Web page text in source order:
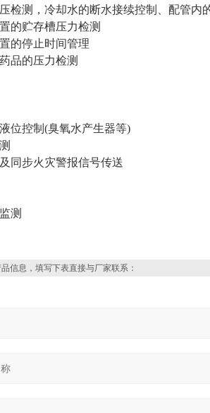
检测，冷却水的断水接续控制、配管内
的贮存槽压力检测
的停止时间管理
品的压力检测
位控制(臭氧水产生器等)
同步火灾警报信号传送
测
信息，填写下表直接与厂家联系：